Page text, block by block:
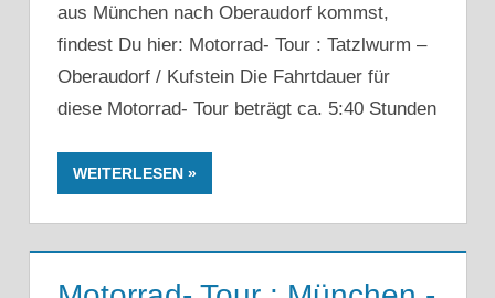
aus München nach Oberaudorf kommst,
findest Du hier: Motorrad- Tour : Tatzlwurm –
Oberaudorf / Kufstein Die Fahrtdauer für
diese Motorrad- Tour beträgt ca. 5:40 Stunden
WEITERLESEN